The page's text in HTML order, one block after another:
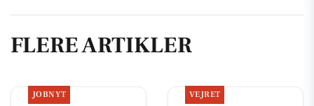
FLERE ARTIKLER
JOBNYT VEJRET